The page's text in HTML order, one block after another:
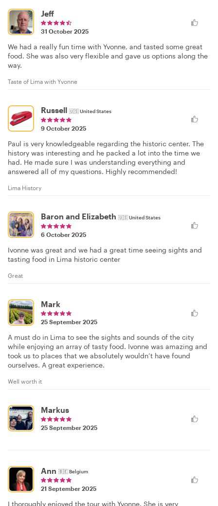
Jeff
31 October 2025
We had a really fun time with Yvonne, and tasted some great
food. She was also very flexible and gave us options along the
way.
Taste of Lima with Yvonne
Russell 🇺🇸United States
9 October 2025
Paul is very knowledgeable regarding the historic center. The
history was interesting and he packed a lot into the time we
had. He made sure I was understanding everything and
answered all of my questions. Highly recommended!
Lima History
Baron and Elizabeth 🇺🇸United States
6 October 2025
Ivonne was great and we had a great time seeing sights and
tasting food in Lima historic center
Great
Mark
25 September 2025
A must do in Lima to see the sights and sounds of the city
while enjoying an array of tasty food. Ivonne was amazing and
took us to places that we absolutely wouldn’t have found
ourselves. A great experience.
Well worth it
Markus
25 September 2025
Ann 🇧🇪Belgium
21 September 2025
I thoroughly enjoyed the tour with Yvonne. She is very